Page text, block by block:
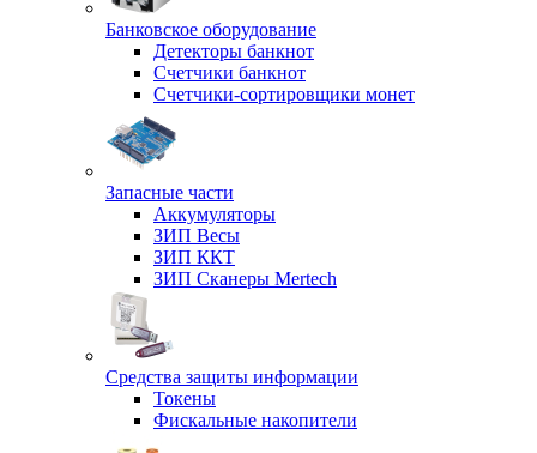
Банковское оборудование
Детекторы банкнот
Счетчики банкнот
Счетчики-сортировщики монет
Запасные части
Аккумуляторы
ЗИП Весы
ЗИП ККТ
ЗИП Сканеры Mertech
Средства защиты информации
Токены
Фискальные накопители